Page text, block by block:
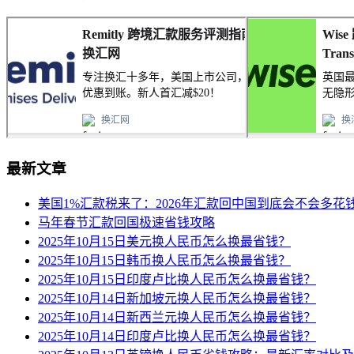
最新文章
美国1%汇款税来了：2026年汇款回中国到底会不会多花
马年春节汇款回国极速省钱攻略
2025年10月15日美元换人民币怎么换最省钱？
2025年10月15日韩币换人民币怎么换最省钱？
2025年10月15日印度卢比换人民币怎么换最省钱？
2025年10月14日新加坡元换人民币怎么换最省钱？
2025年10月14日新西兰元换人民币怎么换最省钱？
2025年10月14日印度卢比换人民币怎么换最省钱？